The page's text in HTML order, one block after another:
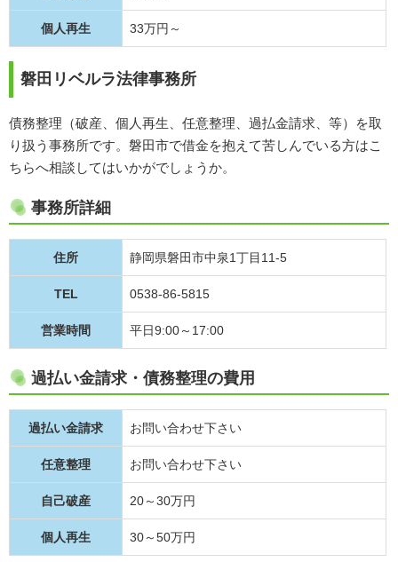
個人再生 33万円～
磐田リベルラ法律事務所
債務整理（破産、個人再生、任意整理、過払金請求、等）を取
り扱う事務所です。磐田市で借金を抱えて苦しんでいる方はこ
ちらへ相談してはいかがでしょうか。
事務所詳細
住所 静岡県磐田市中泉1丁目11-5
TEL 0538-86-5815
営業時間 平日9:00～17:00
過払い金請求・債務整理の費用
過払い金請求 お問い合わせ下さい
任意整理 お問い合わせ下さい
自己破産 20～30万円
個人再生 30～50万円